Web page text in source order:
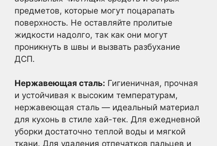
предметов, которые могут поцарапать
поверхность. Не оставляйте пролитые
жидкости надолго, так как они могут
проникнуть в швы и вызвать разбухание
ДСП.
Нержавеющая сталь: Гигиеничная, прочная
и устойчивая к высоким температурам,
нержавеющая сталь — идеальный материал
для кухонь в стиле хай-тек. Для ежедневной
уборки достаточно теплой воды и мягкой
ткани. Для удаления отпечатков пальцев и